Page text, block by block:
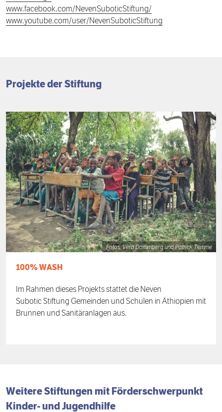
www.facebook.com/NevenSuboticStiftung/
www.youtube.com/user/NevenSuboticStiftung
Projekte der Stiftung
Fotos: Vera Dammberg und Patrick Temme
100% WASH
Im Rahmen dieses Projekts stattet die Neven
Subotic Stiftung Gemeinden und Schulen in Äthiopien mit
Brunnen und Sanitäranlagen aus.
Weitere Stiftungen mit Förder­schwerpunkt
Kinder- und Jugendhilfe